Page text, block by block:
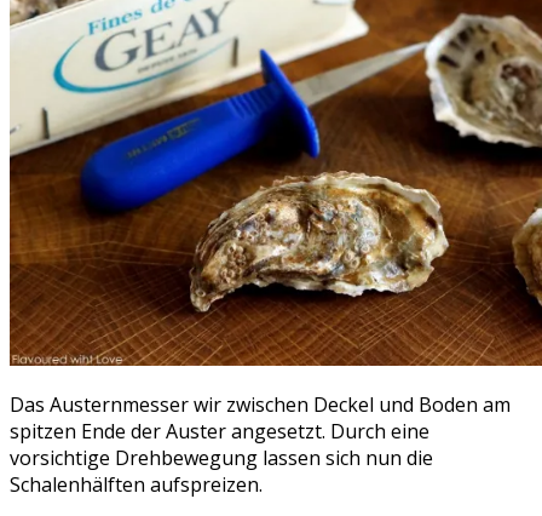
Das Austernmesser wir zwischen Deckel und Boden am
spitzen Ende der Auster angesetzt. Durch eine
vorsichtige Drehbewegung lassen sich nun die
Schalenhälften aufspreizen.